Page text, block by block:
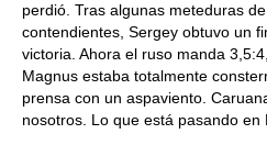
perdió. Tras algunas meteduras
contendientes, Sergey obtuvo un
victoria. Ahora el ruso manda
Magnus estaba totalmente
prensa con un aspaviento.
nosotros. Lo que está pasando en